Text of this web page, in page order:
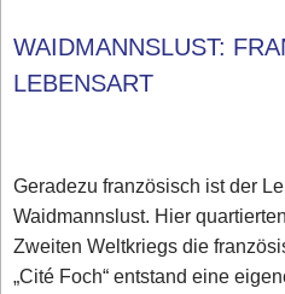
WAIDMANNSLUST:
LEBENSART
Geradezu französisch ist der
Waidmannslust. Hier
Zweiten Weltkriegs die
„Cité Foch“ entstand eine